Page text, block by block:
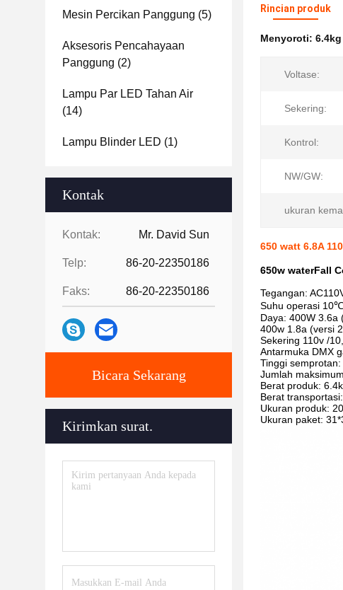
Mesin Percikan Panggung (5)
Aksesoris Pencahayaan
Panggung (2)
Lampu Par LED Tahan Air
(14)
Lampu Blinder LED (1)
Kontak
Kontak: Mr. David Sun
Telp: 86-20-22350186
Faks: 86-20-22350186
Bicara Sekarang
Kirimkan surat.
Rincian produk
Menyoroti:
Voltase:
Sekering:
Kontrol:
NW/GW:
ukuran
650 watt 6.8A
650w waterFall
Tegangan:
Suhu operasi
Daya: 400W 3.6a
400w 1.8a (versi
Sekering 110v /
Antarmuka DMX
Tinggi semprotan:
Jumlah
Berat produk:
Berat
Ukuran produk:
Ukuran paket: